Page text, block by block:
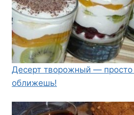
Десерт творожный — просто
оближешь!